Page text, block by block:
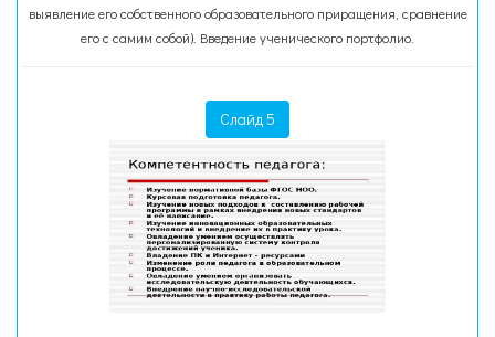
выявление его собственного образовательного приращения, сравнение
его с самим собой). Введение ученического портфолио.
Слайд 5